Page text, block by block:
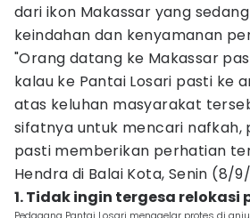
dari ikon Makassar yang
keindahan dan kenyamanan
"Orang datang ke Makassar
kalau ke Pantai Losari pasti ke
atas keluhan masyarakat
sifatnya untuk mencari
pasti memberikan perhatian
Hendra di Balai Kota, Senin (8/
1. Tidak ingin tergesa relokasi